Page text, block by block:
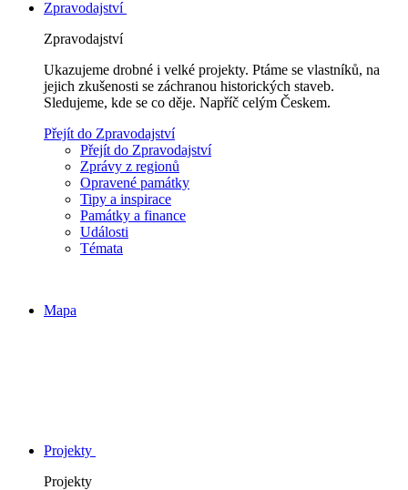
Zpravodajství
Zpravodajství
Ukazujeme drobné i velké projekty. Ptáme se vlastníků, na
jejich zkušenosti se záchranou historických staveb.
Sledujeme, kde se co děje. Napříč celým Českem.
Přejít do Zpravodajství
Přejít do Zpravodajství
Zprávy z regionů
Opravené památky
Tipy a inspirace
Památky a finance
Události
Témata
Mapa
Projekty
Projekty